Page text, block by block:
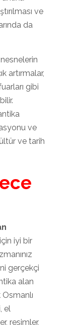
ve
da
artırmalar,
gibi
ve
ve tarih
iyi bir
gerçekçi
alan
el
resimler,